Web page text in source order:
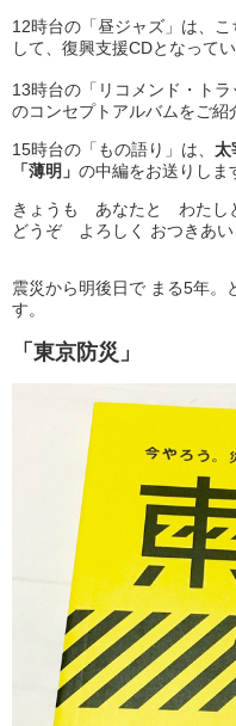
12時台の「昼ジャズ」は、
して、復興支援CDとなって
13時台の「リコメンド・ト
のコンセプトアルバムをご紹
15時台の「もの語り」は、 太
「薄明」 の中編をお送りしま
きょうも あなたと わたし
どうぞ よろしく おつきあい
震災から明後日で まる5年。
す。
「東京防災」